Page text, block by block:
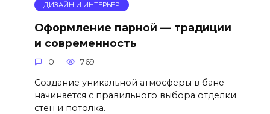
ДИЗАЙН И ИНТЕРЬЕР
Оформление парной — традиции
и современность
0 769
Создание уникальной атмосферы в бане
начинается с правильного выбора отделки
стен и потолка.